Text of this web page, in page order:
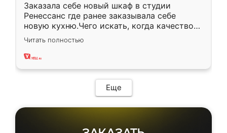
Заказала себе новый шкаф в студии
Ренессанс где ранее заказывала себе
новую кухню.Чего искать, когда качеством
вполне довольна. Служит кухня уже почти
два года, нареканий нет.
Читать полностью
Еще